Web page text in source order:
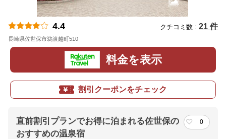
4.4 クチコミ数 : 21 件
長崎県佐世保市鵜渡越町510
料金を表示
割引クーポンをチェック
直前割引プランでお得に泊まれる佐世保の
おすすめの温泉宿
0